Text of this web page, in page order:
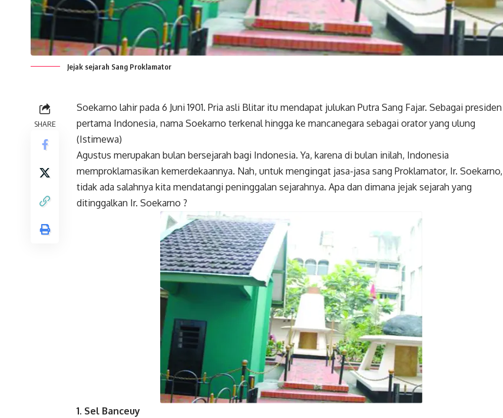
Jejak sejarah Sang Proklamator
SHARE
Soekarno lahir pada 6 Juni 1901. Pria asli Blitar itu mendapat julukan Putra Sang Fajar. Sebagai presiden
pertama Indonesia, nama Soekarno terkenal hingga ke mancanegara sebagai orator yang ulung
(Istimewa)
Agustus merupakan bulan bersejarah bagi Indonesia. Ya, karena di bulan inilah, Indonesia
memproklamasikan kemerdekaannya. Nah, untuk mengingat jasa-jasa sang Proklamator, Ir. Soekarno,
tidak ada salahnya kita mendatangi peninggalan sejarahnya. Apa dan dimana jejak sejarah yang
ditinggalkan Ir. Soekarno ?
Facebook Twitter
1. Sel Banceuy